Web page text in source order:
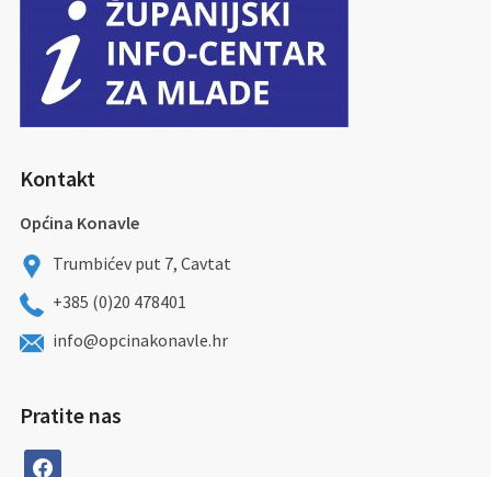
Kontakt
Općina Konavle
Trumbićev put 7, Cavtat
+385 (0)20 478401
info@opcinakonavle.hr
Pratite nas
facebook